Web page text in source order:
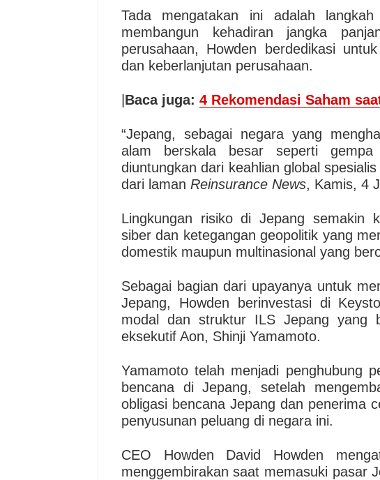
Tada mengatakan ini adalah
membangun kehadiran jangka
perusahaan, Howden berdedikasi
dan keberlanjutan perusahaan.
Baca juga: 4 Rekomendasi Saham
“Jepang, sebagai negara yang
alam berskala besar seperti
diuntungkan dari keahlian global
dari laman Reinsurance News, Kamis, 4
Lingkungan risiko di Jepang semakin
siber dan ketegangan geopolitik yang
domestik maupun multinasional yang
Sebagai bagian dari upayanya untuk
Jepang, Howden berinvestasi di
modal dan struktur ILS Jepang yang
eksekutif Aon, Shinji Yamamoto.
Yamamoto telah menjadi penghubung
bencana di Jepang, setelah
obligasi bencana Jepang dan penerima
penyusunan peluang di negara ini.
CEO Howden David Howden
menggembirakan saat memasuki pasar